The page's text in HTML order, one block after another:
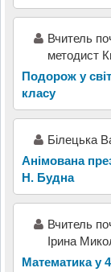
Вчитель
методист
Подорож у
класу
Білецька
Анімована
Н. Будна
Вчитель
Ірина
Математика у